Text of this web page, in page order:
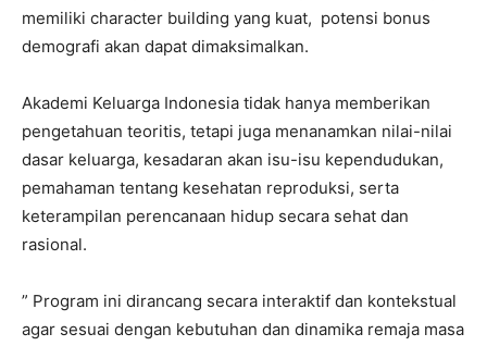
memiliki character building yang kuat, potensi bonus
demografi akan dapat dimaksimalkan.
Akademi Keluarga Indonesia tidak hanya memberikan
pengetahuan teoritis, tetapi juga menanamkan nilai-nilai
dasar keluarga, kesadaran akan isu-isu kependudukan,
pemahaman tentang kesehatan reproduksi, serta
keterampilan perencanaan hidup secara sehat dan
rasional.
” Program ini dirancang secara interaktif dan kontekstual
agar sesuai dengan kebutuhan dan dinamika remaja masa